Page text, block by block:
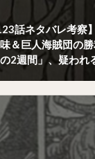
話ネタバレ考察
＆巨人海賊団の
2週間」、疑われ